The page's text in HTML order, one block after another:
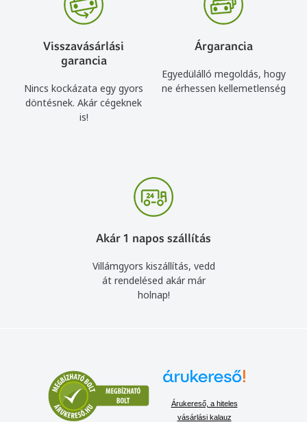
Visszavásárlási
garancia
Nincs kockázata egy gyors
döntésnek. Akár cégeknek
is!
Árgarancia
Egyedülálló megoldás, hogy
ne érhessen kellemetlenség
Akár 1 napos szállítás
Villámgyors kiszállítás, vedd
át rendelésed akár már
holnap!
Árukereső, a hiteles
vásárlási kalauz